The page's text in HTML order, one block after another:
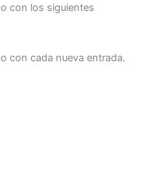
con los siguientes
con cada nueva entrada.